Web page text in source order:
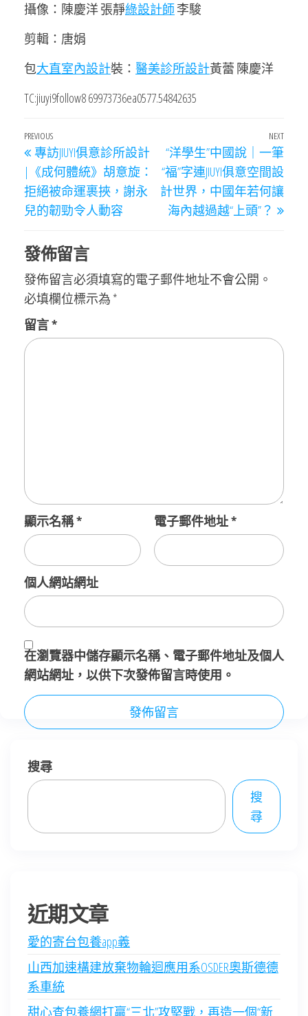
攝像：陳慶洋 張靜綠設計師李駿
剪輯：唐娟
包大直室內設計裝： 醫美診所設計黃蕾 陳慶洋
TC:jiuyi9follow8 69973736ea0577.54842635
文
章
導
覽
Previous
Post
PREVIOUS
專訪JIUYI俱意診所設計
|《成何體統》胡意旋：
拒絕被命運裹挾，謝永
兒的韌勁令人動容
Next
Post
NEXT
“洋學生”中國說｜一筆
“福”字連JIUYI俱意空間設
計世界，中國年若何讓
海內越過越“上頭”？
發佈留言
發佈留言必須填寫的電子郵件地址不會公開。
必填欄位標示為 *
留言*
顯示名稱* 電子郵件地址*
個人網站網址
在瀏覽器中儲存顯示名稱、電子郵件地址及個人
網站網址，以供下次發佈留言時使用。
搜尋
搜
尋
近期文章
愛的寄台包養app義
山西加速構建放棄物輪迴應用系OSDER奧斯德德
系車統
甜心查包養網打贏“三北”攻堅戰，再造一個“新